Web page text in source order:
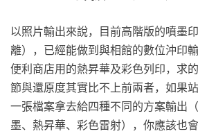
以照片輸出來說，目前高階版的噴墨
離），已經能做到與相館的數位沖印
便利商店用的熱昇華及彩色列印，求
節與還原度其實比不上前兩者，如果
一張檔案拿去給四種不同的方案輸出
墨、熱昇華、彩色雷射），你應該也